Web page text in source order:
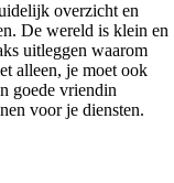
overzicht en
De wereld is klein en
uitleggen waarom
alleen, je moet ook
goede vriendin
voor je diensten.